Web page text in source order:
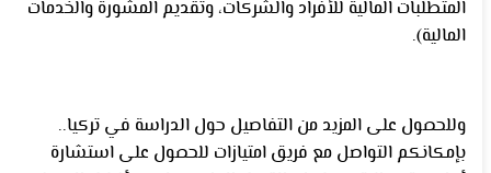
المتطلبات المالية للأفراد والشركات، وتقديم المشورة والخدمات
المالية).
وللحصول على المزيد من التفاصيل حول الدراسة في تركيا..
بإمكانكم التواصل مع فريق امتيازات للحصول على استشارة